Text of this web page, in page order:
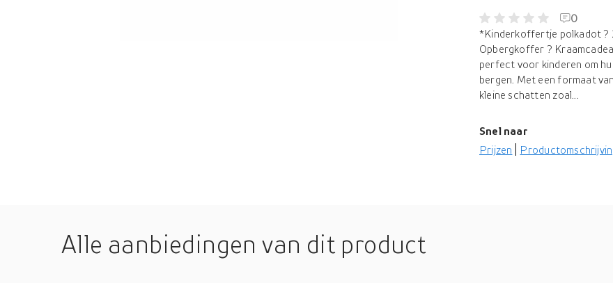
0
*Kinderkoffertje polkadot ?
Opbergkoffer ?
perfect voor kinderen om
bergen. Met een formaat
kleine schatten zoal...
Snel naar
Prijzen
Alle aanbiedingen van dit product